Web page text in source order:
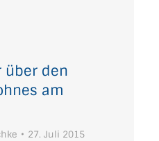
über den
am
27. Juli 2015